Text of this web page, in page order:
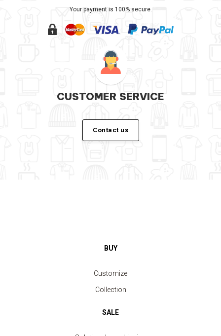
Your payment is 100% secure.
CUSTOMER SERVICE
Contact us
BUY
Customize
Collection
SALE